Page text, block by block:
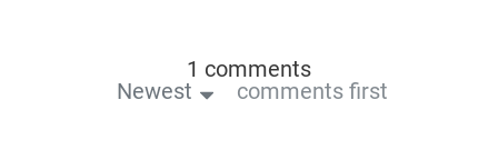
1 comments
Newest
comments first